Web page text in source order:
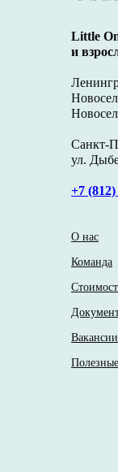
Little
и
Санкт-
ул.
+7
О нас
Команда
Вакансии